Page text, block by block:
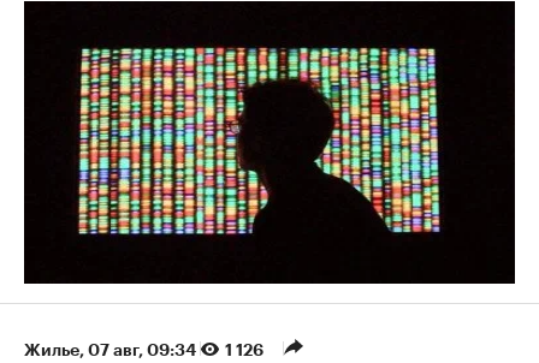
Жилье 07 авг, 09:34 1 126